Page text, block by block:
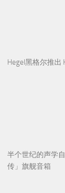
Hegel黑格尔推出
半个世纪的声学
传」旗舰音箱